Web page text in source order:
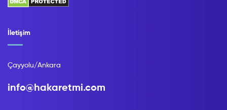
İletişim
Çayyolu/Ankara
info@hakaretmi.com